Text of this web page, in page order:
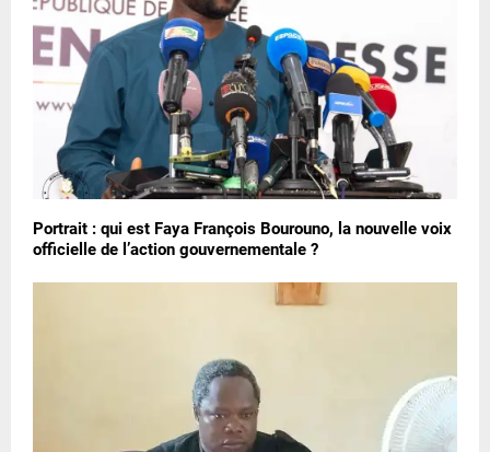
Portrait : qui est Faya François Bourouno, la nouvelle voix
officielle de l’action gouvernementale ?